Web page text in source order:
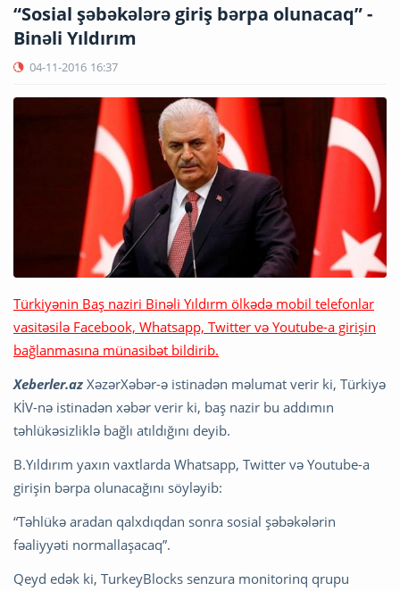
“Sosial şəbəkələrə giriş bərpa olunacaq” -
Binəli Yıldırım
04-11-2016 16:37
Türkiyənin Baş naziri Binəli Yıldırm ölkədə mobil telefonlar
vasitəsilə Facebook, Whatsapp, Twitter və Youtube-a girişin
bağlanmasına münasibət bildirib.
Xeberler.az XəzərXəbər-ə istinadən məlumat verir ki, Türkiyə
KİV-nə istinadən xəbər verir ki, baş nazir bu addımın
təhlükəsizliklə bağlı atıldığını deyib.
B.Yıldırım yaxın vaxtlarda Whatsapp, Twitter və Youtube-a
girişin bərpa olunacağını söyləyib:
“Təhlükə aradan qalxdıqdan sonra sosial şəbəkələrin
fəaliyyəti normallaşacaq”.
Qeyd edək ki, TurkeyBlocks senzura monitorinq qrupu